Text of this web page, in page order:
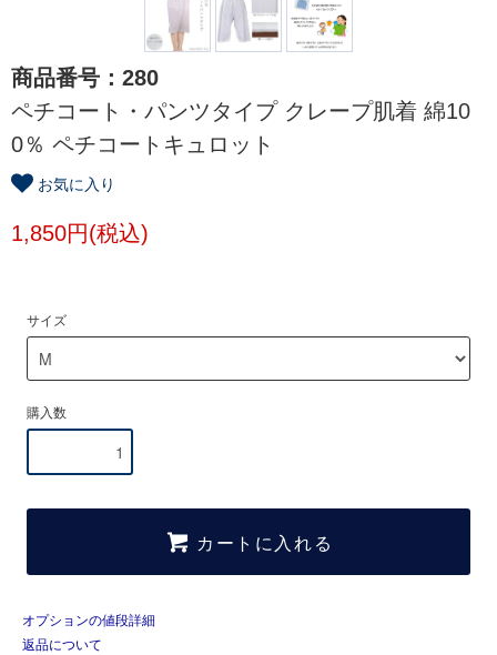
商品番号：280
ペチコート・パンツタイプ クレープ肌着 綿10
0％ ペチコートキュロット
お気に入り
1,850円(税込)
サイズ
購入数
カートに入れる
オプションの値段詳細
返品について